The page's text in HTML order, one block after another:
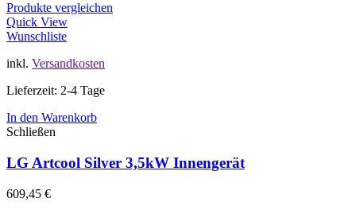
Produkte vergleichen
Quick View
Wunschliste
inkl. Versandkosten
Lieferzeit: 2-4 Tage
In den Warenkorb
Schließen
LG Artcool Silver 3,5kW Innengerät
609,45 €